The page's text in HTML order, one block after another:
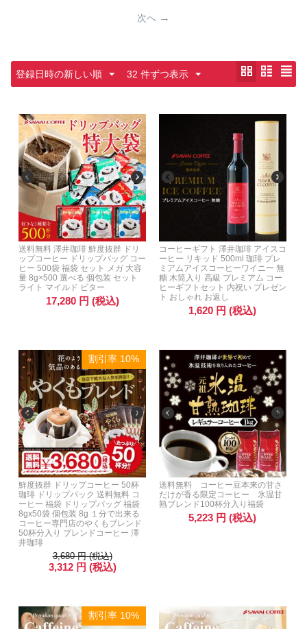
次へ
登録日時の新しい順 32 件ずつ表示
送料無料 澤井珈琲 鮮度抜群 ドリ
ップコーヒー ドリップバッグ コー
ヒー 500袋 福袋 セット メガ 大容
量 8g×500 選べる 個包装 セット
ライト マイルド ビター
17,280 円 (税込)
コーヒーギフト 澤井珈琲 アイスコ
ーヒー リキッド 500ml 珈琲 プレ
ミアムアイスコーヒーワイニー 無
糖 木筒入り 高級 プレミアム コー
ヒーギフトセット 内祝い プレゼン
ト おしゃれ お返し
1,620 円 (税込)
割引率 10%
鮮度抜群 ドリップコーヒー 50杯
珈琲 ドリップパック 送料無料 コ
ーヒー 福袋 ドリップバッグ 福袋
8gx50袋 個包装 8g １分で出来る
コーヒー専門店のやくもブレンド
50杯分入り ブレンドコーヒー 澤
井珈琲
3,680 円(税込)
3,312 円 (税込)
送料無料 コーヒー豆本来の甘さ
だけが香る限定コーヒー 氷温甘
熟ブレンド100杯分入り福袋
5,223 円 (税込)
割引率 10%